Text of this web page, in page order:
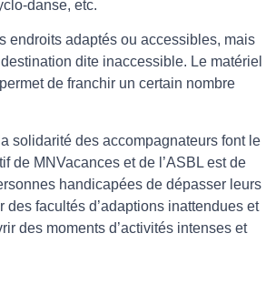
danse, etc.
endroits adaptés ou accessibles, mais
dite inaccessible. Le matériel
de franchir un certain nombre
solidarité des accompagnateurs font le
de MNVacances et de l’ASBL est de
handicapées de dépasser leurs
des facultés d’adaptions inattendues et
des moments d’activités intenses et